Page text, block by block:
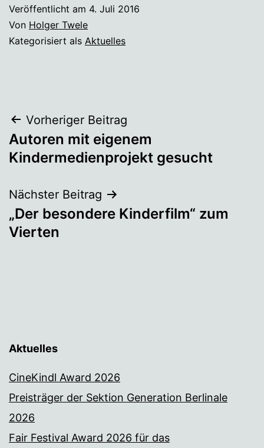
Veröffentlicht am 4. Juli 2016
Von Holger Twele
Kategorisiert als Aktuelles
Beitragsnavigation
Vorheriger Beitrag
Autoren mit eigenem
Kindermedienprojekt gesucht
Nächster Beitrag
„Der besondere Kinderfilm“ zum
Vierten
Aktuelles
CineKindl Award 2026
Preisträger der Sektion Generation Berlinale
2026
Fair Festival Award 2026 für das